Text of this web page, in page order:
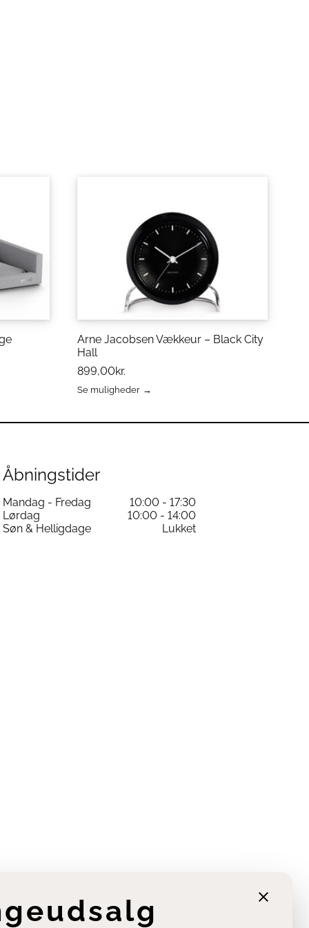
Arne Jacobsen Vækkeur – Black City
Hall
899,00kr.
Se muligheder
har
Mulighederne
kan
på
Åbningstider
Mandag - Fredag
10:00 - 17:30
Lørdag
10:00 - 14:00
Søn & Helligdage
Lukket